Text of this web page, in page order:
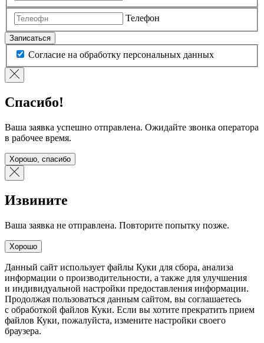
Телефон
Записаться
Согласие на обработку персональных данных
Спасибо!
Ваша заявка успешно отправлена. Ожидайте звонка оператора
в рабочее время.
Хорошо, спасибо
Извините
Ваша заявка не отправлена. Повторите попытку позже.
Хорошо
Данный сайт использует файлы Куки для сбора, анализа
информации о производительности, а также для улучшения
и индивидуальной настройки предоставления информации.
Продолжая пользоваться данным сайтом, вы соглашаетесь
с обработкой файлов Куки. Если вы хотите прекратить прием
файлов Куки, пожалуйста, измените настройки своего
браузера.